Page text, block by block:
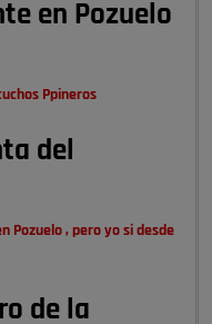
en Pozuelo
Ppineros
del
Pozuelo , pero yo si desde
de la